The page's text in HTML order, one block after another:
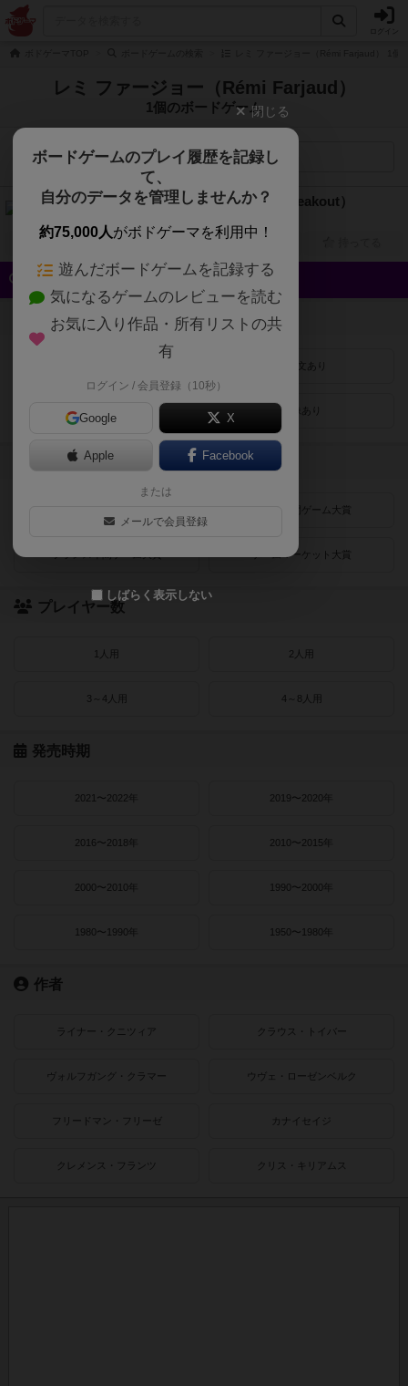
レミ ファージョー（Rémi Farjaud）
1個のボードゲーム
検索メニュー
ギャングラッシュ（Gang Rush Breakout）
クイック検索
登録状況
紹介文あり
レビューあり 画像あり
受賞作品
ドイツ年間ゲーム大賞
ゲームマーケット大賞
プレイヤー数
1人用 2人用
3～4人用 4～8人用
発売時期
2021〜2022年 2019〜2020年
2016〜2018年 2010〜2015年
2000〜2010年 1990〜2000年
1980〜1990年 1950〜1980年
作者
ライナー・クニツィア クラウス・トイバー
ヴォルフガング・クラマー ウヴェ・ローゼンベルク
フリードマン・フリーゼ カナイセイジ
クレメンス・フランツ クリス・キリアムス
閉じる
ボードゲームのプレイ履歴を記録し
て、
自分のデータを管理しませんか？
約75,000人がボドゲーマを利用中！
遊んだボードゲームを記録する
気になるゲームのレビューを読む
お気に入り作品・所有リストの共
有
ログイン / 会員登録（10秒）
Google X
Apple Facebook
または
メールで会員登録
しばらく表示しない